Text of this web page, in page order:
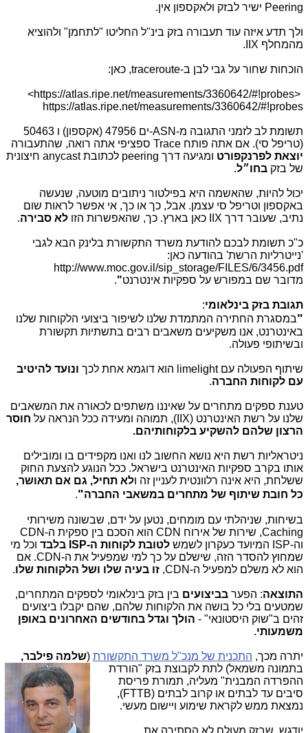
Peering ישיר לבזק ולאקספון אין.
ולך תדע איזה עוד תעבורה בזק בינ"ל החליטו "לתחמן" ולהוציא
מהמחלף IIX.
הוכחות שחור על גבי לבן ב-traceroute, כאן:
<https://atlas.ripe.net/measurements/3360642/#!probes>
https://atlas.ripe.net/measurements/3360642/#!probes
תשומת לב לזמני התגובה מ-ASN-ים 47956 (אקספון) ו 50463
(טריפל סי). אם אתה פותח Trace ספציפי אתה רואה, שהתעבורה
יוצאת לפרנקפורט
ומגיעה דרך peering לכתובת anycast חיצונית
של בזק בחו״ל.
יכול להיות, שהאשמה היא בפילטור ניתובים מוטעה, שנעשה
באקספון וטריפל סי עצמן. אבל, כך או כך, אי אפשר לראות שום
נתיב, שעובר דרך IIX כאן בארץ. כך, שהאפשרות הזו
לא סבירה.
כ"כ תשומת לבכם להודעת משרד התקשורת בלינק הבא לגבי
'נייטרליות הרשת' בהודעה כאן:
http://www.moc.gov.il/sip_storage/FILES/6/3456.pdf
מדובר שם במפורש על ספקיות אינטרנט"
.
תגובת בזק בינלאומי:
"במסגרת החתירה המתמדת שלנו לשיפור ביצועי הלקוחות שלנו
באינטרנט, אנו משקיעים משאבים רבים בתשתיות תקשורת
ובשיתופי פעולה.
שיתוף הפעולה עם limelight הוא דוגמא אחת לכך
ונועד להיטיב
עם לקוחות החברה.
טענת ספקים מתחרים על שאיננו משתפים לכאורה את המשאבים
שלנו על רשת האינטרנט (IIX), תמוהה ומעידה ככל הנראה על
חוסר
הרצון שלהם להשקיע בלקוחותיהם.
ניטראליות רשת היא נושא החשוב לנו ואנו מקפידים בו ומובילים
אותו בקרב ספקיות האינטרנט בישראל. ככל הנוגע להצעת החוק
ששלחת, היא אינה רלוונטית לעניין זה ולא תחיל, גם אם תאושר,
כל חובת שיתוף של מתחרים במשאבי החברה"
.
בשיחות, שניהלתי עם מומחים, נטען על ידם, שבשונה משירותי
Caching, שירות של אירוח CDN הוא הסכם בין ספקית ה-CDN
וה-ISP המיועד כעקרון לשמש
לטובת לקוחות ה-ISP בלבד
וכל מי
שמחוץ להסדר הזה, שישלם על כך למי שמפעיל את ה-CDN. אם
הוא לא משלם למפעיל ה-CDN,
זו בעיה שלו ושל הלקוחות שלו.
התוצאה: הפער בביצועים בין בזק בינלאומי לספקים המתחרים,
שמטעים בלי כל בושה את הלקוחות שלהם, שהם יקבלו ביצועים
זהים ב"שוק היסטונאי" - הולך וגדל בחודשים האחרונים באופן
משמעותי.
יתרה מכך, התכנית של מנכ"ל משרד התקשורת (שלמה פילבר,
בתמונה משמאל) לתת לקבוצת בזק "הורדת
ההפרדה המבנית" מעליה, תמורת פריסת
סיבים עד לבתים או קרוב לבתים (FTTB),
נמצאת ממש לקראת שימוע ויישום מעשי.
יודגש, שבזק מעולם לא הסתירה את